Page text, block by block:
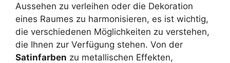
Aussehen zu verleihen oder die Dekoration
eines Raumes zu harmonisieren, es ist wichtig,
die verschiedenen Möglichkeiten zu verstehen,
die Ihnen zur Verfügung stehen. Von der
Satinfarben zu metallischen Effekten,